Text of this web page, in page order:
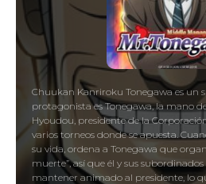
Chuukan Kanriroku Tonegawa es un
protagonista es Tonegawa, la mano
Hyoudou, presidente de la
varios torneos donde se apuesta.
su vida, ordena a Tonegawa que
muerte”, así que él y sus
mantener animado al presidente, lo